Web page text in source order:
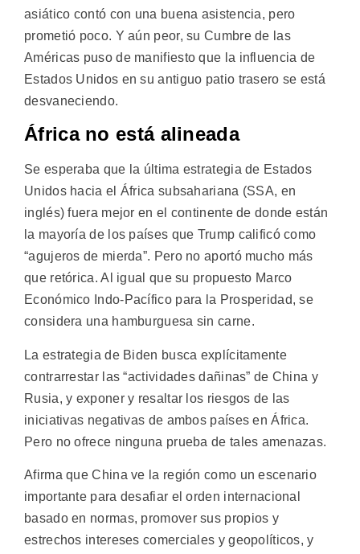
asiático contó con una buena asistencia, pero
prometió poco. Y aún peor, su Cumbre de las
Américas puso de manifiesto que la influencia de
Estados Unidos en su antiguo patio trasero se está
desvaneciendo.
África no está alineada
Se esperaba que la última estrategia de Estados
Unidos hacia el África subsahariana (SSA, en
inglés) fuera mejor en el continente de donde están
la mayoría de los países que Trump calificó como
“agujeros de mierda”. Pero no aportó mucho más
que retórica. Al igual que su propuesto Marco
Económico Indo-Pacífico para la Prosperidad, se
considera una hamburguesa sin carne.
La estrategia de Biden busca explícitamente
contrarrestar las “actividades dañinas” de China y
Rusia, y exponer y resaltar los riesgos de las
iniciativas negativas de ambos países en África.
Pero no ofrece ninguna prueba de tales amenazas.
Afirma que China ve la región como un escenario
importante para desafiar el orden internacional
basado en normas, promover sus propios y
estrechos intereses comerciales y geopolíticos, y